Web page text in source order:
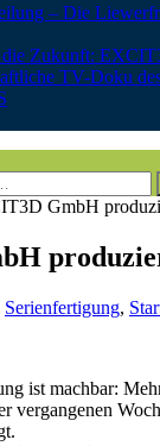
– Die
Zukunft:
TV-Doku
GmbH
Serienfertigung,
ist machbar: